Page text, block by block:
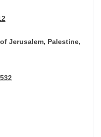
Jerusalem, Palestine,